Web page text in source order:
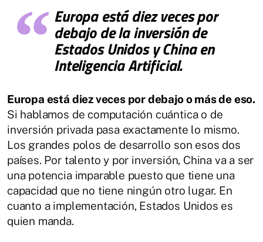
Europa está diez veces por
debajo de la inversión de
Estados Unidos y China en
Inteligencia Artificial.
Europa está diez veces por debajo o más de eso.
Si hablamos de computación cuántica o de
inversión privada pasa exactamente lo mismo.
Los grandes polos de desarrollo son esos dos
países. Por talento y por inversión, China va a ser
una potencia imparable puesto que tiene una
capacidad que no tiene ningún otro lugar. En
cuanto a implementación, Estados Unidos es
quien manda.